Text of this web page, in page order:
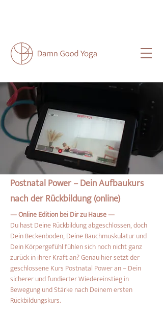
Postnatal Power – Dein Aufbaukurs
nach der Rückbildung (online)
— Online Edition bei Dir zu Hause —
Du hast Deine Rückbildung abgeschlossen, doch
Dein Beckenboden, Deine Bauchmuskulatur und
Dein Körpergefühl fühlen sich noch nicht ganz
zurück in ihrer Kraft an? Genau hier setzt der
geschlossene Kurs Postnatal Power an – Dein
sicherer und fundierter Wiedereinstieg in
Bewegung und Stärke nach Deinem ersten
Rückbildungskurs.